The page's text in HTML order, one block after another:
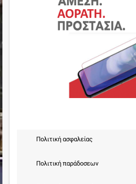
Πολιτική ασφαλείας
Πολιτική παράδοσεων